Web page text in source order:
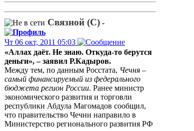
Связной (С) -
Чт 06 окт, 2011 05:03
«Аллах даёт. Не знаю. Откуда-то берутся
деньги», – заявил Р.Кадыров.
Между тем, по данным Росстата, Чечня –
самый финансируемый из федерального
бюджета регион России. Ранее министр
экономического развития и торговли
республики Абдула Магомадов сообщил,
что правительство Чечни направило в
Министерство регионального развития РФ